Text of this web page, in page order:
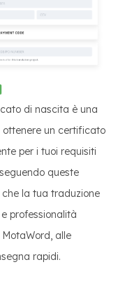
di nascita è una
ottenere un certificato
per i tuoi requisiti
queste
la tua traduzione
professionalità
alle
rapidi.